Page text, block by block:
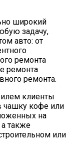
широкий
задачу,
авто: от
ремонта
ремонта
ремонта.
клиенты
чашку кофе или
на
также
или